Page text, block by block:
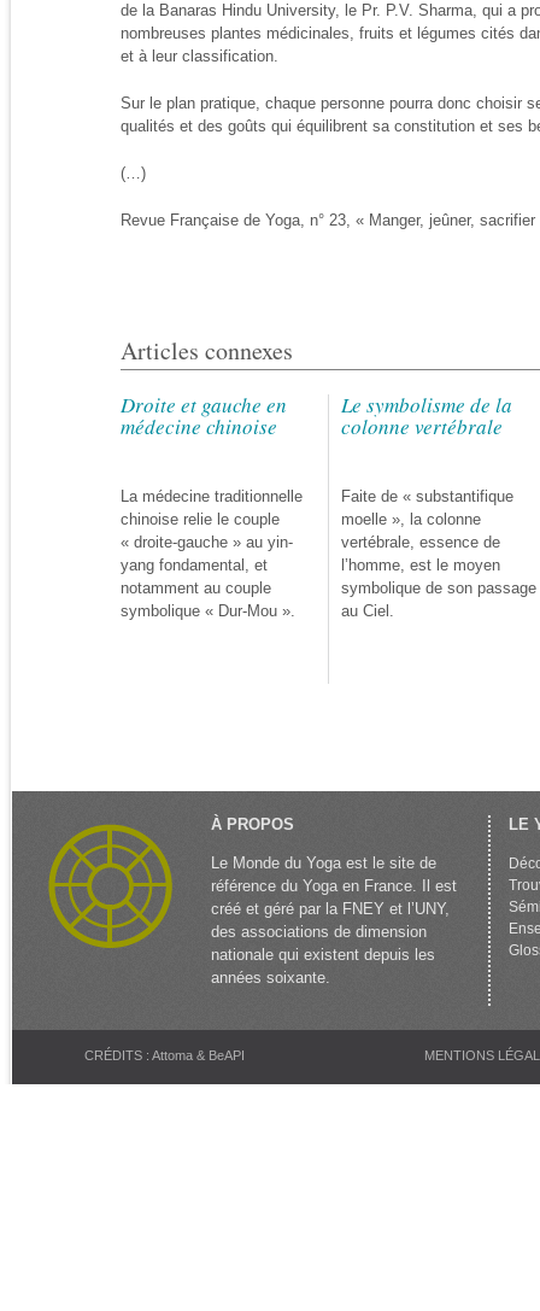
de la Banaras Hindu University, le Pr. P.V. Sharma, qui a
nombreuses plantes médicinales, fruits et légumes cités
et à leur classification.
Sur le plan pratique, chaque personne pourra donc choisir
qualités et des goûts qui équilibrent sa constitution et ses
(…)
Revue Française de Yoga, n° 23, « Manger, jeûner,
Articles connexes
Droite et gauche en
médecine chinoise
La médecine traditionnelle
chinoise relie le couple
« droite-gauche » au yin-
yang fondamental, et
notamment au couple
symbolique « Dur-Mou ».
Le symbolisme de la
colonne vertébrale
Faite de « substantifique
moelle », la colonne
vertébrale, essence de
l’homme, est le moyen
symbolique de son passage
au Ciel.
À PROPOS
Le Monde du Yoga est le site de
référence du Yoga en France. Il est
créé et géré par la FNEY et l’UNY,
des associations de dimension
nationale qui existent depuis les
années soixante.
LE
CRÉDITS : Attoma & BeAPI MENTIONS